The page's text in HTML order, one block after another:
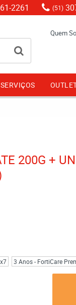
2261 (51)
Quem
SERVIÇOS
200G +
3 Anos - FortiCare